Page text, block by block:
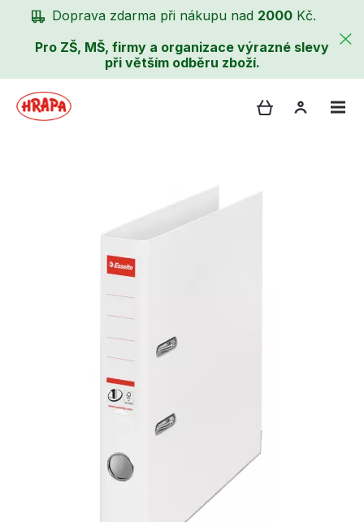
Doprava zdarma při nákupu nad 2000 Kč.
Pro ZŠ, MŠ, firmy a organizace výrazné slevy
při větším odběru zboží.